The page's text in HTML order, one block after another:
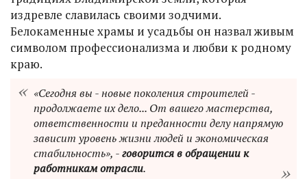
издревле славилась своими зодчими.
Белокаменные храмы и усадьбы он назвал живым
символом профессионализма и любви к родному
краю.
«Сегодня вы - новые поколения строителей -
продолжаете их дело... От вашего мастерства,
ответственности и преданности делу напрямую
зависит уровень жизни людей и экономическая
стабильность», -говорится в обращении к
работникам отрасли.